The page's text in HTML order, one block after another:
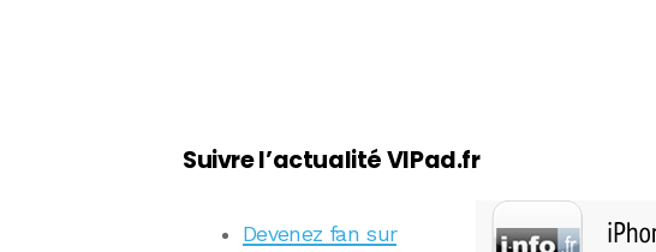
Suivre l’actualité VIPad.fr
Devenez fan sur